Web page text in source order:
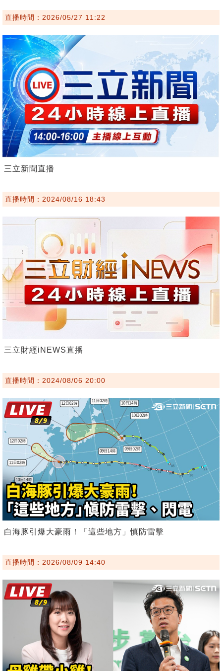
直播時間：2026/05/27 11:22
三立新聞直播
直播時間：2024/08/16 18:43
三立財經iNEWS直播
直播時間：2024/08/06 20:00
白海豚引爆大豪雨！「這些地方」慎防雷擊
直播時間：2026/08/09 14:40